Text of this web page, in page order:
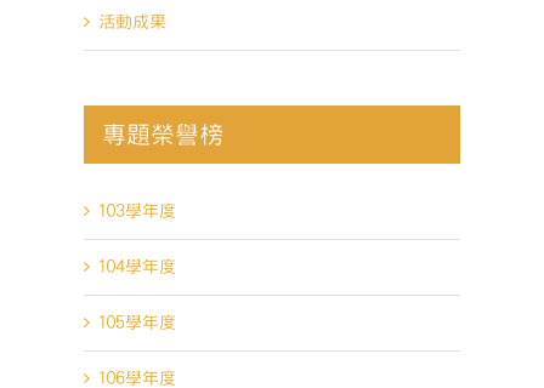
活動成果
專題榮譽榜
103學年度
104學年度
105學年度
106學年度